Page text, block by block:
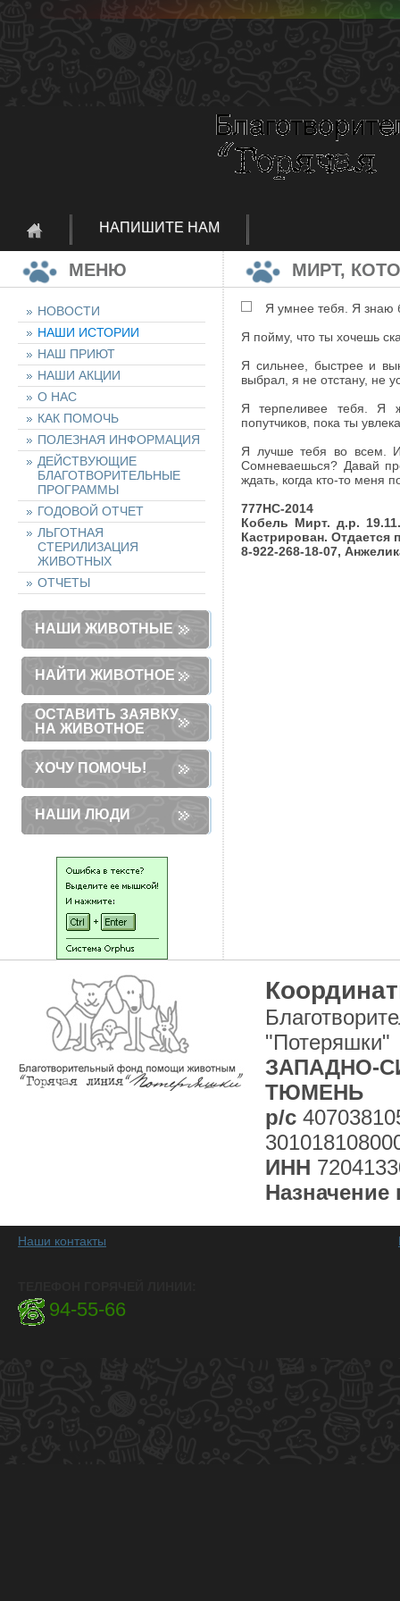
НАПИШИТЕ НАМ
МЕНЮ
НОВОСТИ
НАШИ ИСТОРИИ
НАШ ПРИЮТ
НАШИ АКЦИИ
О НАС
КАК ПОМОЧЬ
ПОЛЕЗНАЯ ИНФОРМАЦИЯ
ДЕЙСТВУЮЩИЕ
БЛАГОТВОРИТЕЛЬНЫЕ
ПРОГРАММЫ
ГОДОВОЙ ОТЧЕТ
ЛЬГОТНАЯ
СТЕРИЛИЗАЦИЯ
ЖИВОТНЫХ
ОТЧЕТЫ
НАШИ ЖИВОТНЫЕ
НАЙТИ ЖИВОТНОЕ
ОСТАВИТЬ ЗАЯВКУ
НА ЖИВОТНОЕ
ХОЧУ ПОМОЧЬ!
НАШИ ЛЮДИ
МИРТ,
Я умнее тебя. Я знаю
Я пойму, что ты хочешь
Я сильнее, быстрее и
выбрал, я не отстану, не
Я терпеливее тебя. Я
попутчиков, пока ты
Я лучше тебя во всем. И
Сомневаешься? Давай
ждать, когда кто-то меня
777НС-2014
Кобель Мирт. д.р.
Кастрирован. Отдается
8-922-268-18-07,
"Потеряшки"
ЗАПАДНО-
ТЮМЕНЬ
р/с
ИНН
Назначение
Наши контакты
94-55-66